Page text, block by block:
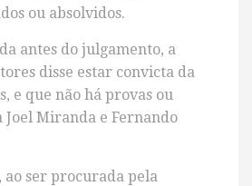
ou absolvidos.
antes do julgamento, a
disse estar convicta da
e que não há provas ou
Miranda e Fernando
ser procurada pela